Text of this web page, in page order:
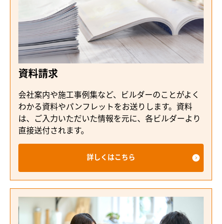
資料請求
会社案内や施工事例集など、ビルダーのことがよく
わかる資料やパンフレットをお送りします。資料
は、ご入力いただいた情報を元に、各ビルダーより
直接送付されます。
詳しくはこちら